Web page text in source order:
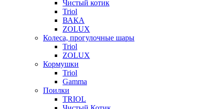
Чистый котик
Triol
ВАКА
ZOLUX
Колеса, прогулочные шары
Triol
ZOLUX
Кормушки
Triol
Gamma
Поилки
TRIOL